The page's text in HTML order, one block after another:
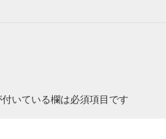
付いている欄は必須項目です